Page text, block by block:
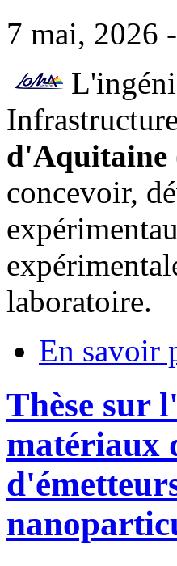
7 mai, 2026
d'Aquitaine
concevoir,
laboratoire.
En savoir
Thèse sur
matériaux